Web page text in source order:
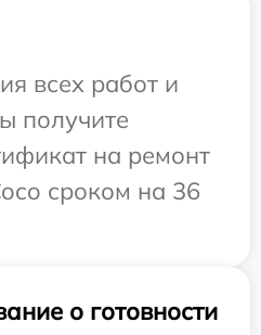
всех работ и
получите
на ремонт
сроком на 36
о готовности